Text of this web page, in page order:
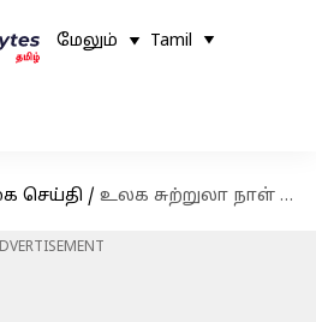
மேலும் Tamil
செய்தி / உலக சுற்றுலா நாள் 2025: தமிழ்நாட்டின் அதிகம் அறியப்படாத 10 சுற்றுலாத் தலங்கள்